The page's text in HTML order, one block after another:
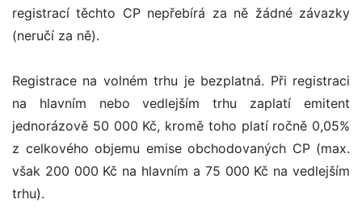
registrací těchto CP nepřebírá za ně žádné závazky
(neručí za ně).
Registrace na volném trhu je bezplatná. Při registraci
na hlavním nebo vedlejším trhu zaplatí emitent
jednorázově 50 000 Kč, kromě toho platí ročně 0,05%
z celkového objemu emise obchodovaných CP (max.
však 200 000 Kč na hlavním a 75 000 Kč na vedlejším
trhu).